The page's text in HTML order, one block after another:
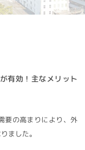
有効！主なメリット
要の高まりにより、外
ました。